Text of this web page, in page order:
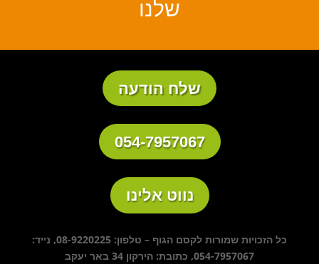
שלנו
שלח הודעה
054-7957067
נווט אלינו
כל הזכויות שמורות לקסם הגוף – טלפון: 08-9220225, נייד:
054-7957067, כתובת: הירקון 34 באר יעקב